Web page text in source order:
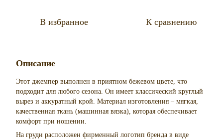
В избранное К сравнению
Описание
Этот джемпер выполнен в приятном бежевом цвете, что
подходит для любого сезона. Он имеет классический круглый
вырез и аккуратный крой. Материал изготовления – мягкая,
качественная ткань (машинная вязка), которая обеспечивает
комфорт при ношении.
На груди расположен фирменный логотип бренда в виде